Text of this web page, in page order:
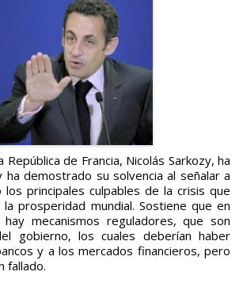
ha demostrado su solvencia al señalar a
principales culpables de la crisis que
prosperidad mundial. Sostiene que en
mecanismos reguladores, que son
gobierno, los cuales deberían haber
y a los mercados financieros, pero
fallado.